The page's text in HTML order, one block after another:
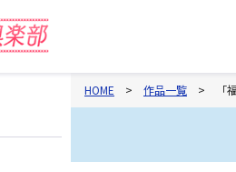
HOME 作品一覧 「